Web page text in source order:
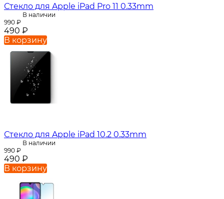
Стекло для Apple iPad Pro 11 0.33mm
В наличии
990 ₽
490 ₽
В корзину
Стекло для Apple iPad 10.2 0.33mm
В наличии
990 ₽
490 ₽
В корзину